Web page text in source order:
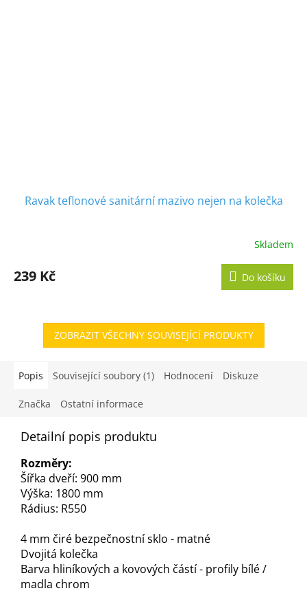
Ravak teflonové sanitární mazivo nejen na kolečka
produktu
je
hvězdiček.
Skladem
239 Kč Do košíku
ZOBRAZIT VŠECHNY SOUVISEJÍCÍ PRODUKTY
Popis Související soubory (1) Hodnocení Diskuze
Značka Ostatní informace
Detailní popis produktu
Rozměry:
Šířka dveří: 900 mm
Výška: 1800 mm
Rádius: R550
4 mm čiré bezpečnostní sklo - matné
Dvojitá kolečka
Barva hliníkových a kovových částí - profily bílé /
madla chrom